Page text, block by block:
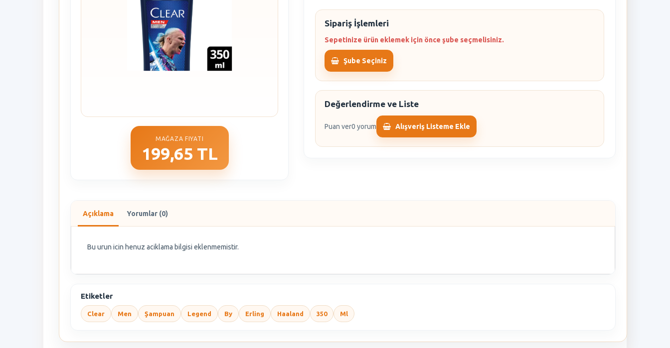
MAĞAZA FIYATI
199,65 TL
Sipariş İşlemleri
Sepetinize ürün eklemek için önce şube seçmelisiniz.
Şube Seçiniz
Değerlendirme ve Liste
Puan ver0 yorum Alışveriş Listeme Ekle
Açıklama Yorumlar (0)
Bu urun icin henuz aciklama bilgisi eklenmemistir.
Etiketler
Clear Men Şampuan Legend By Erling Haaland 350 Ml